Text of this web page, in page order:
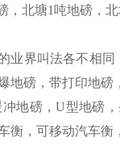
，北塘1 吨地磅，
界叫法各不相同
地磅，带打印地
地磅，U型地磅
，可移动汽车